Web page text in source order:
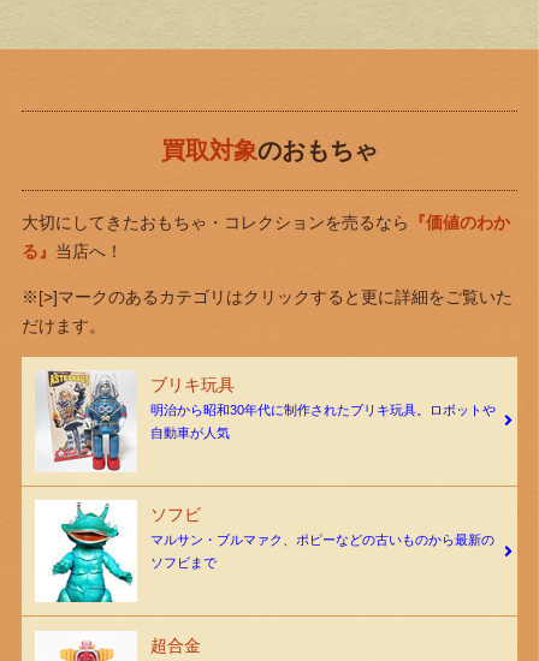
買取対象のおもちゃ
大切にしてきたおもちゃ・コレクションを売るなら
『価値のわか
る』 当店へ！
※[>]マークのあるカテゴリはクリックすると更に詳細をご覧いた
だけます。
ブリキ玩具
明治から昭和30年代に制作されたブリキ玩具。ロボットや
自動車が人気
ソフビ
マルサン・ブルマァク、ポピーなどの古いものから最新の
ソフビまで
超合金